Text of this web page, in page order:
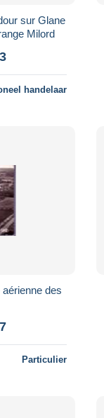
sur Glane
Milord
handelaar
des
Particulier